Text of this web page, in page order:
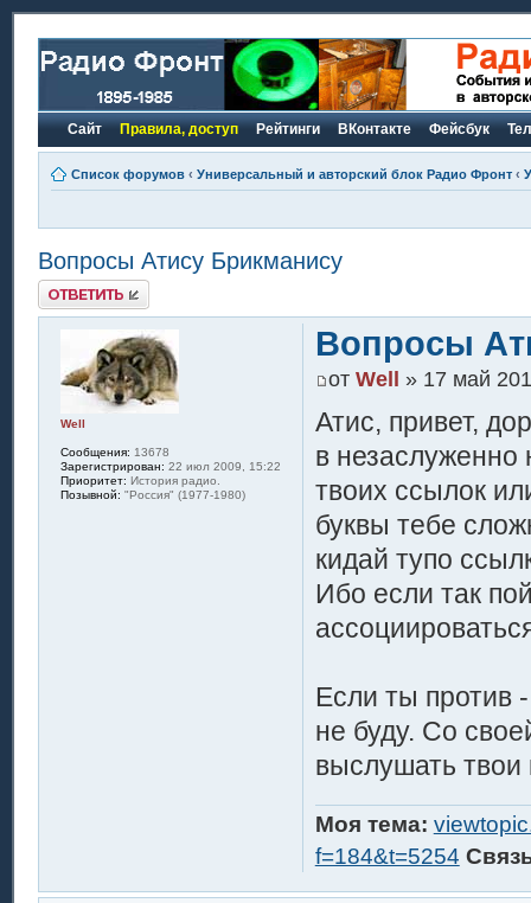
Сайт Правила, доступ Рейтинги ВКонтакте Фейсбук
Список форумов ‹ Универсальный и авторский блок Радио Фронт ‹
Вопросы Атису Брикманису
Ответить
Вопросы
от Well » 17 май
Атис, привет,
в
твоих ссылок
буквы тебе
кидай тупо
Ибо если так
Если ты против
не буду. Со
выслушать твои
Моя тема:
f=184&t=5254
Well
Сообщения: 13678
Зарегистрирован: 22 июл 2009, 15:22
Приоритет: История радио.
Позывной: "Россия" (1977-1980)